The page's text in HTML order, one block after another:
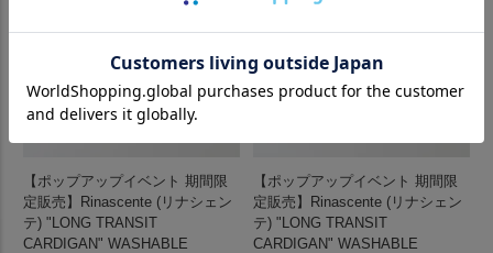
【ポップアップイベント 期間限
定販売】Rinascente (リナシェン
テ) "LONG TRANSIT
CARDIGAN" WASHABLE
【ポップアップイベント 期間限
定販売】Rinascente (リナシェン
テ) "LONG TRANSIT
CARDIGAN" WASHABLE